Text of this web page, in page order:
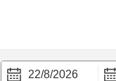
22/8/2026